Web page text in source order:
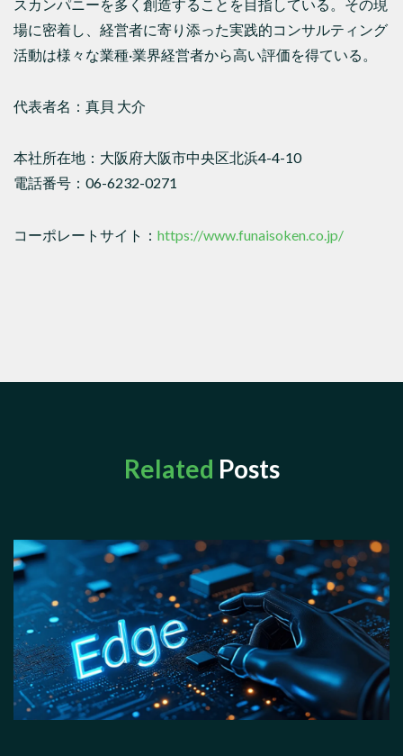
スカンパニーを多く創造することを目指している。その現
場に密着し、経営者に寄り添った実践的コンサルティング
活動は様々な業種·業界経営者から高い評価を得ている。
代表者名：真貝 大介
本社所在地：大阪府大阪市中央区北浜4-4-10
電話番号：06-6232-0271
コーポレートサイト： https://www.funaisoken.co.jp/
Related Posts